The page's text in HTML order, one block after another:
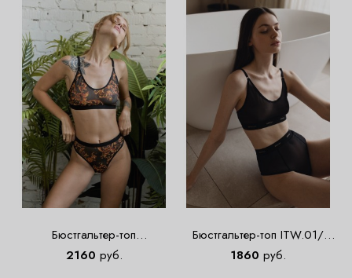
Бюстгальтер-топ
ITW.01/Palace
2160 руб.
Бюстгальтер-топ ITW.01/
сеткачер
1860 руб.